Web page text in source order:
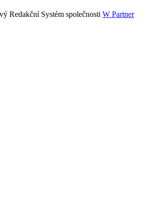
Redakční Systém společnosti W Partner